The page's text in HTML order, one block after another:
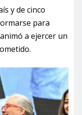
y de cinco
para
a ejercer un